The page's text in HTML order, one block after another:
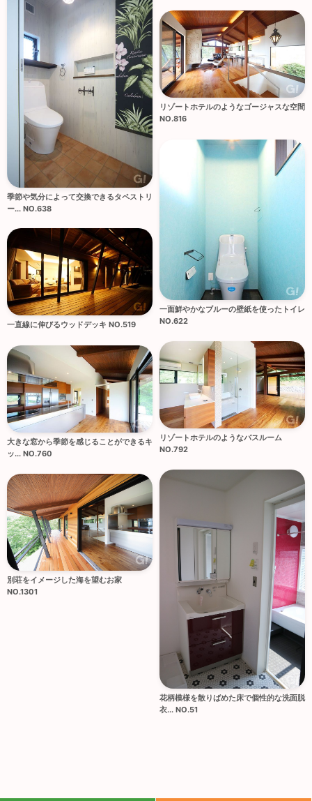
季節や気分によって交換できるタペストリ
ー... NO.638
リゾートホテルのようなゴージャスな空間
NO.816
一面鮮やかなブルーの壁紙を使ったトイレ
NO.622
一直線に伸びるウッドデッキ NO.519
リゾートホテルのようなバスルーム
NO.792
大きな窓から季節を感じることができるキ
ッ... NO.760
花柄模様を散りばめた床で個性的な洗面脱
衣... NO.51
別荘をイメージした海を望むお家
NO.1301